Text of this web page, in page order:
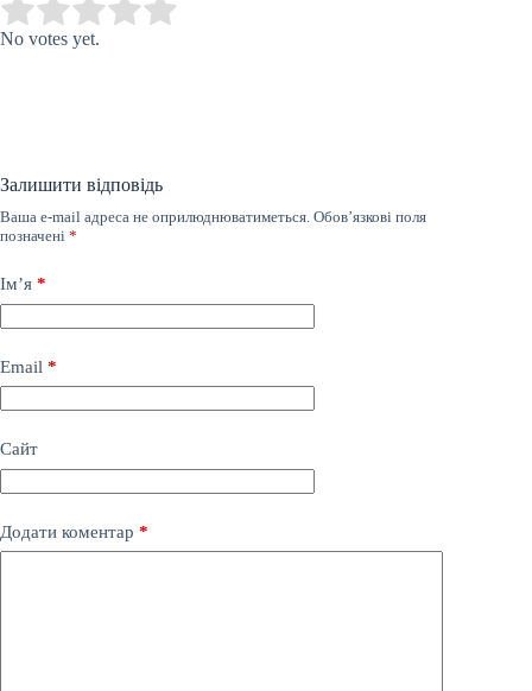
Rate this item:
No votes yet.
Залишити відповідь
Ваша e-mail адреса не оприлюднюватиметься. Обов’язкові поля
позначені *
Ім’я *
Email *
Сайт
Додати коментар *